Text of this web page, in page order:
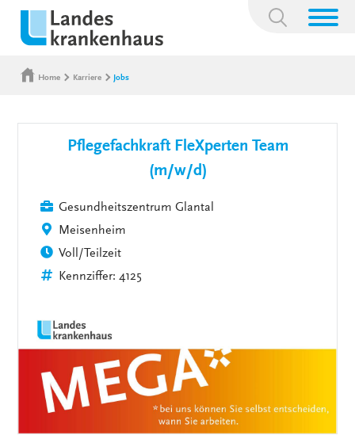
Suchbegriff:
Home Karriere Jobs
Pflegefachkraft FleXperten Team
(m/w/d)
Gesundheitszentrum Glantal
Meisenheim
Voll/Teilzeit
Kennziffer: 4125